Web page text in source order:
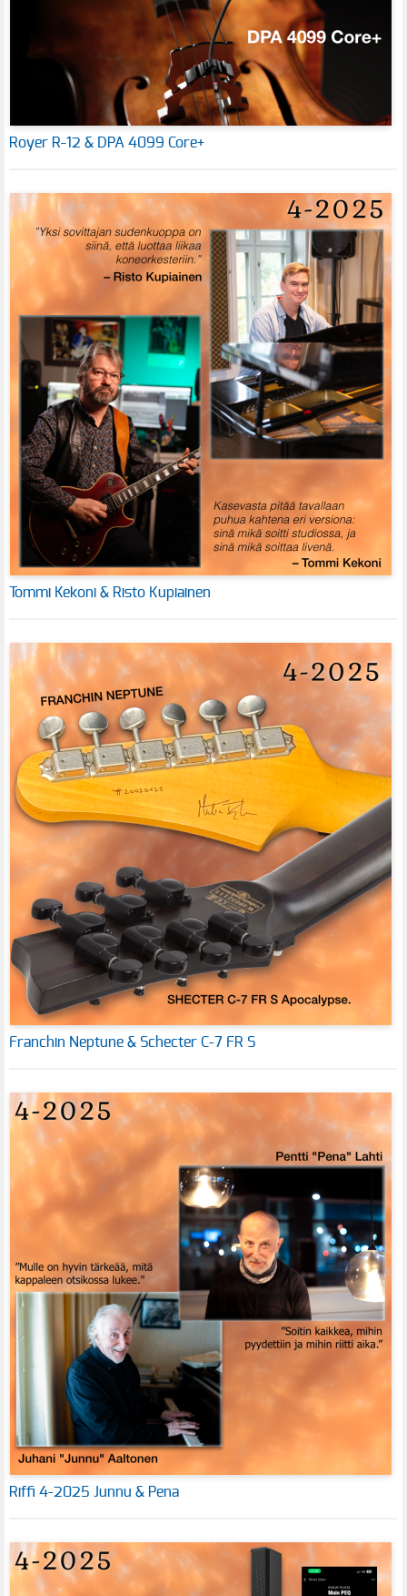
Royer R-12 & DPA 4099 Core+
Tommi Kekoni & Risto Kupiainen
Franchin Neptune & Schecter C-7 FR S
Riffi 4-2025 Junnu & Pena